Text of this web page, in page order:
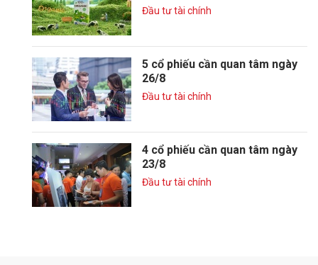
Đầu tư tài chính
5 cổ phiếu cần quan tâm ngày
26/8
Đầu tư tài chính
4 cổ phiếu cần quan tâm ngày
23/8
Đầu tư tài chính